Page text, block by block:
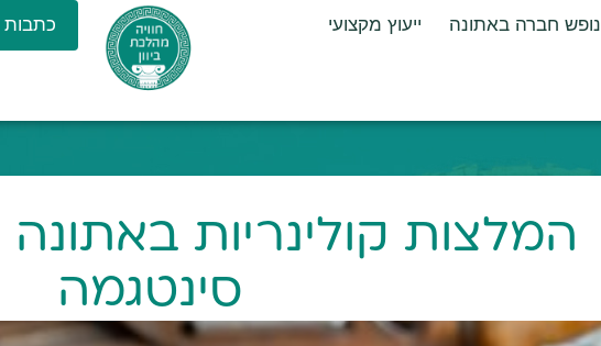
נופש חברה באתונה ייעוץ מקצועי כתבות
המלצות קולינריות
סינטגמה